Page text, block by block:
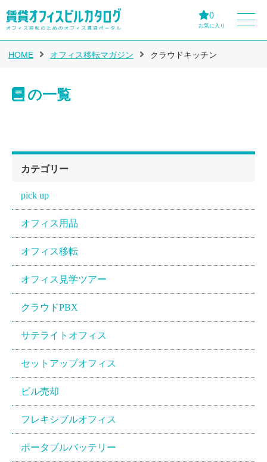
0
お気に入り
HOME オフィス移転マガジン クラウドキッチン
の一覧
カテゴリー
pick up
オフィス用品
オフィス移転
オフィス見学ツアー
クラウドPBX
サテライトオフィス
セットアップオフィス
ビル売却
フレキシブルオフィス
ポータブルバッテリー